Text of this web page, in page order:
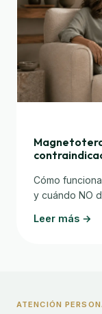
Cómo
y cuándo NO
Leer más →
ATENCIÓN